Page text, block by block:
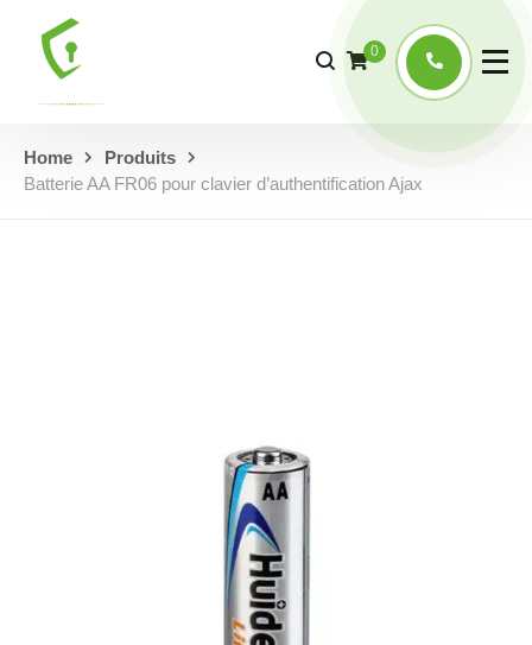
0
Home
Produits
Batterie AA FR06 pour clavier d’authentification Ajax